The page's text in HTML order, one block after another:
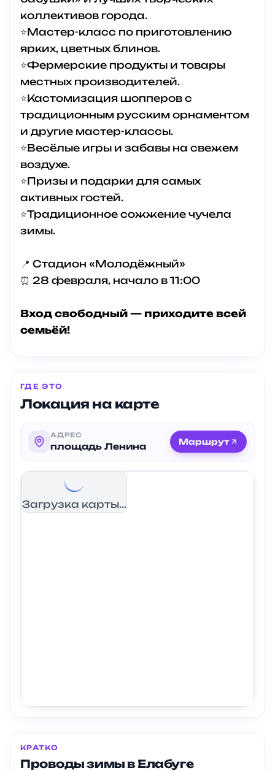
коллективов города.
⭐Мастер-класс по приготовлению
ярких, цветных блинов.
⭐Фермерские продукты и товары
местных производителей.
⭐Кастомизация шопперов с
традиционным русским орнаментом
и другие мастер-классы.
⭐Весёлые игры и забавы на свежем
воздухе.
⭐Призы и подарки для самых
активных гостей.
⭐Традиционное сожжение чучела
зимы.
📍 Стадион «Молодёжный»
⏰ 28 февраля, начало в 11:00
Вход свободный — приходите всей
семьёй!
ГДЕ ЭТО
Локация на карте
АДРЕС
площадь Ленина Маршрут
Загрузка карты...
КРАТКО
Проводы зимы в Елабуге